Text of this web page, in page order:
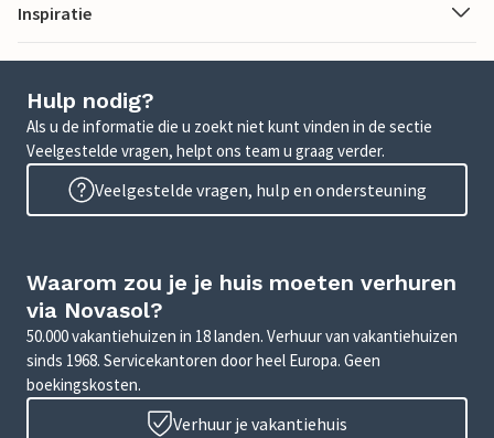
Inspiratie
Hulp nodig?
Als u de informatie die u zoekt niet kunt vinden in de sectie
Veelgestelde vragen, helpt ons team u graag verder.
Veelgestelde vragen, hulp en ondersteuning
Waarom zou je je huis moeten verhuren
via Novasol?
50.000 vakantiehuizen in 18 landen. Verhuur van vakantiehuizen
sinds 1968. Servicekantoren door heel Europa. Geen
boekingskosten.
Verhuur je vakantiehuis